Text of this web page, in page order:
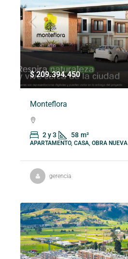
$ 209.394.450
Monteflora
2 y 3 58 m²
APARTAMENTO, CASA, OBRA NUEVA
gerencia